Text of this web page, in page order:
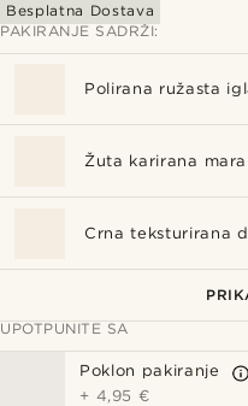
Besplatna Dostava
PAKIRANJE SADRŽI:
Polirana ružasta
Žuta karirana
Crna teksturirana
Crna teksturirana
Crna teksturirana
Baršunasta igla
Srebrne četvrtaste
Prugasta srebrna
UPOTPUNITE SA
Poklon pakiranje
+ 4,95 €